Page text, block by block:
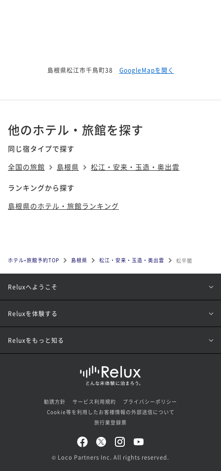
島根県松江市千鳥町38 GoogleMapを開く
他のホテル・旅館を探す
同じ宿タイプで探す
全国の旅館
島根県 松江・安来・玉造・奥出雲
ランキングから探す
島根県のホテル・旅館ランキング
ホテル•旅館予約TOP 島根県 松江・安来・玉造・奥出雲 松平閣
Reluxへようこそ
Reluxを体験する
Reluxをもっと知る
勧誘方針 サービス利用規約
プライバシーポリシー
Cookie等を利用したお客様情報の外部送信について
旅行業登録票
© Loco Partners Inc. All rights reserved.